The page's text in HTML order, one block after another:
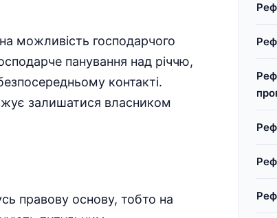
господарчого
панування над річчю,
контакті.
залишатися власником
правову основу, тобто на